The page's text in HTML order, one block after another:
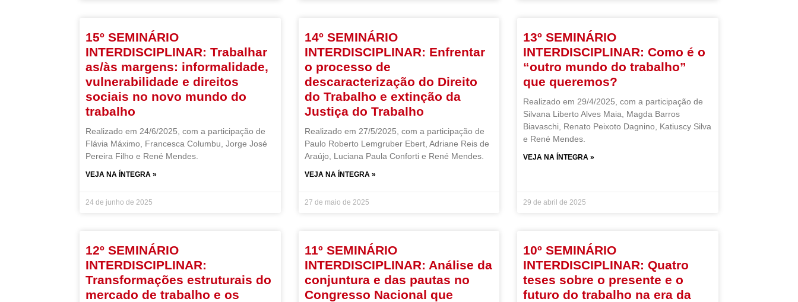
15º SEMINÁRIO
INTERDISCIPLINAR: Trabalhar
as/às margens: informalidade,
vulnerabilidade e direitos
sociais no novo mundo do
trabalho
Realizado em 24/6/2025, com a participação de
Flávia Máximo, Francesca Columbu, Jorge José
Pereira Filho e René Mendes.
VEJA NA ÍNTEGRA »
24 de junho de 2025
14º SEMINÁRIO
INTERDISCIPLINAR: Enfrentar
o processo de
descaracterização do Direito
do Trabalho e extinção da
Justiça do Trabalho
Realizado em 27/5/2025, com a participação de
Paulo Roberto Lemgruber Ebert, Adriane Reis de
Araújo, Luciana Paula Conforti e René Mendes.
VEJA NA ÍNTEGRA »
27 de maio de 2025
13º SEMINÁRIO
INTERDISCIPLINAR: Como é o
“outro mundo do trabalho”
que queremos?
Realizado em 29/4/2025, com a participação de
Silvana Liberto Alves Maia, Magda Barros
Biavaschi, Renato Peixoto Dagnino, Katiuscy Silva
e René Mendes.
VEJA NA ÍNTEGRA »
29 de abril de 2025
12º SEMINÁRIO
INTERDISCIPLINAR:
Transformações estruturais do
mercado de trabalho e os
11º SEMINÁRIO
INTERDISCIPLINAR: Análise da
conjuntura e das pautas no
Congresso Nacional que
10º SEMINÁRIO
INTERDISCIPLINAR: Quatro
teses sobre o presente e o
futuro do trabalho na era da